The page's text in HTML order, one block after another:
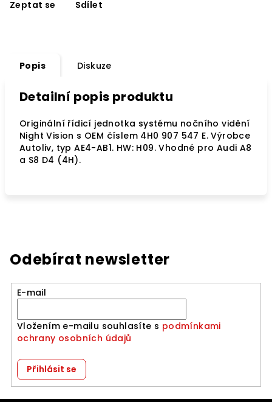
Zeptat se Sdílet
Popis Diskuze
Detailní popis produktu
Originální řídicí jednotka systému nočního vidění
Night Vision s OEM číslem 4H0 907 547 E. Výrobce
Autoliv, typ AE4-AB1. HW: H09. Vhodné pro Audi A8
a S8 D4 (4H).
Odebírat newsletter
E-mail
Vložením e-mailu souhlasíte s podmínkami
ochrany osobních údajů
Přihlásit se